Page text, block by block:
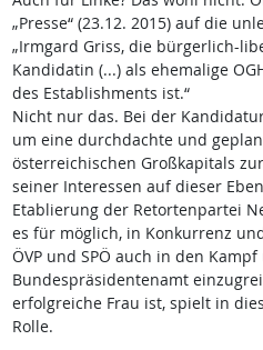
„Presse“ (23.12. 2015) auf die
„Irmgard Griss, die bürgerlich-
Kandidatin (...) als ehemalige
des Establishments ist.“
Nicht nur das. Bei der
um eine durchdachte und
österreichischen Großkapitals
seiner Interessen auf dieser
Etablierung der Retortenpartei
es für möglich, in Konkurrenz
ÖVP und SPÖ auch in den Kampf
Bundespräsidentenamt
erfolgreiche Frau ist, spielt in
Rolle.